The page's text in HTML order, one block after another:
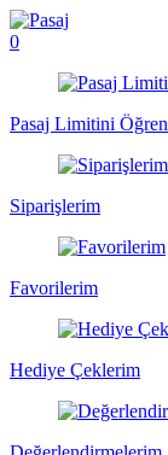
0
Pasaj Limitini Öğren
Siparişlerim
Favorilerim
Hediye Çeklerim